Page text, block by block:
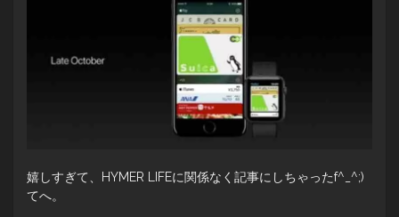
嬉しすぎて、HYMER LIFEに関係なく記事にしちゃったf^_^;)
てへ。